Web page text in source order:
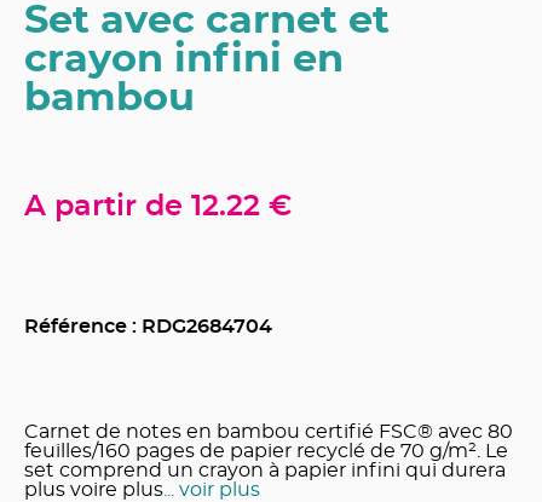
Set avec carnet et
crayon infini en
bambou
A partir de 12.22 €
Référence : RDG2684704
Carnet de notes en bambou certifié FSC® avec 80
feuilles/160 pages de papier recyclé de 70 g/m². Le
set comprend un crayon à papier infini qui durera
plus voire plus ... voir plus